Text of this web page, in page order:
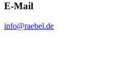
E-Mail
info@raebel.de